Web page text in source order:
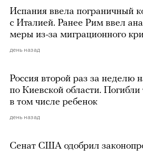
Испания ввела пограничный
с Италией. Ранее Рим ввел
меры из-за миграционного
день назад
Россия второй раз за неделю
по Киевской области. Погибли
в том числе ребенок
день назад
Сенат США одобрил